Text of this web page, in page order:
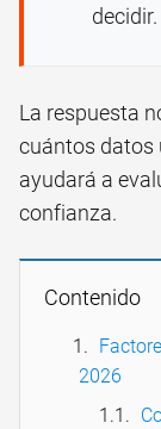
decidir.
La respuesta
cuántos datos
ayudará a
confianza.
Contenido
2026